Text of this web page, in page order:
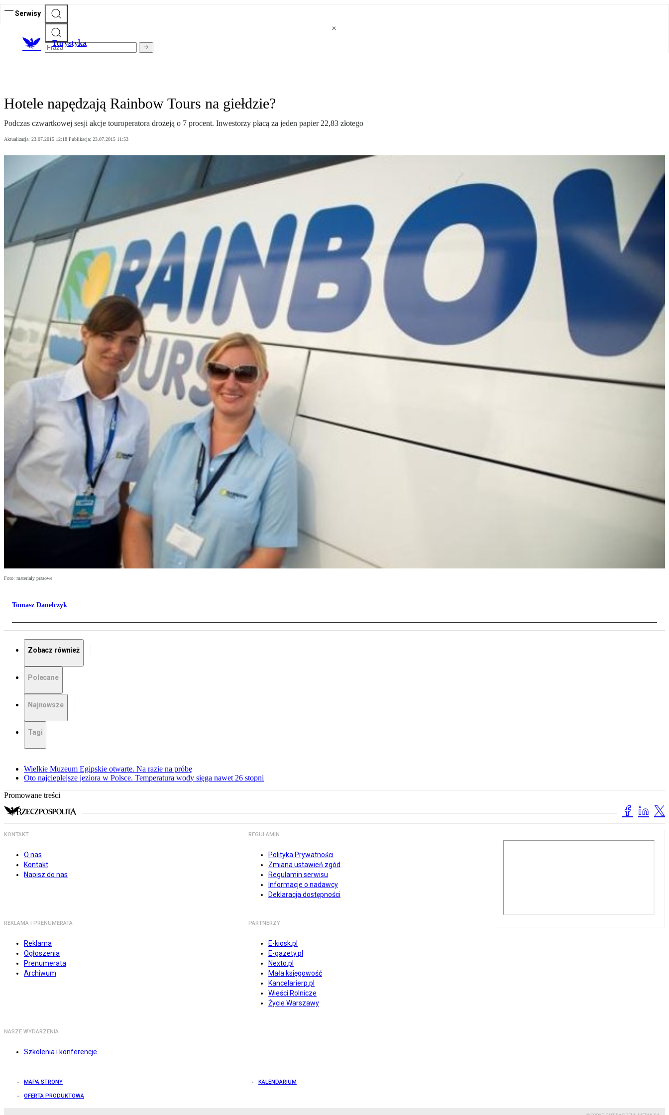
Serwisy
Turystyka
Hotele napędzają Rainbow Tours na giełdzie?
Podczas czwartkowej sesji akcje touroperatora drożeją o 7 procent. Inwestorzy płacą za jeden papier 22,83 złotego
Aktualizacja: 23.07.2015 12:18 Publikacja: 23.07.2015 11:53
Foto: materiały prasowe
Tomasz Danelczyk
Zobacz również
Polecane
Najnowsze
Tagi
Wielkie Muzeum Egipskie otwarte. Na razie na próbę
Oto najcieplejsze jeziora w Polsce. Temperatura wody sięga nawet 26 stopni
Promowane treści
KONTAKT
O nas
Kontakt
Napisz do nas
REGULAMIN
Polityka Prywatności
Zmiana ustawień zgód
Regulamin serwisu
Informacje o nadawcy
Deklaracja dostępności
REKLAMA I PRENUMERATA
Reklama
Ogłoszenia
Prenumerata
Archiwum
PARTNERZY
E-kiosk.pl
E-gazety.pl
Nexto.pl
Mała księgowość
Kancelarierp.pl
Wieści Rolnicze
Życie Warszawy
NASZE WYDARZENIA
Szkolenia i konferencje
MAPA STRONY KALENDARIUM
OFERTA PRODUKTOWA